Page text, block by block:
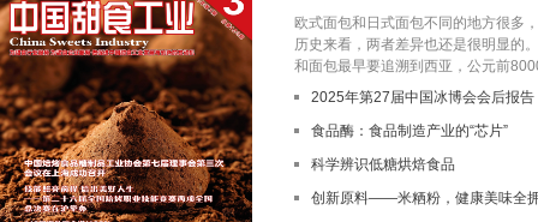
欧式面包和日式面包不同的地方很多
历史来看，两者差异也还是很明
和面包最早要追溯到西亚，公元前
2025年第27届中国冰博会会后报告
食品酶：食品制造产业的“芯片”
科学辨识低糖烘焙食品
创新原料——米粞粉，健康美味全